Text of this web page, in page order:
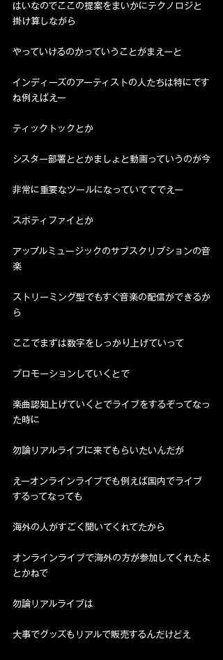
はいなのでここの提案をまいかにテクノロジと
掛け算しながら
やっていけるのかっていうことがまえーと
インディーズのアーティストの人たちは特にです
ね例えばえー
ティックトックとか
シスター部署ととかましょと動画っていうのが今
非常に重要なツールになっていててでえー
スポティファイとか
アップルミュージックのサブスクリプションの音
楽
ストリーミング型でもすぐ音楽の配信ができるか
ら
ここでまずは数字をしっかり上げていって
プロモーションしていくとで
楽曲認知上げていくとでライブをするぞってなっ
た時に
勿論リアルライブに来てもらいたいんだが
えーオンラインライブでも例えば国内でライブ
するってなっても
海外の人がすごく聞いてくれてたから
オンラインライブで海外の方が参加してくれたよ
とかねで
勿論リアルライブは
大事でグッズもリアルで販売するんだけどえ